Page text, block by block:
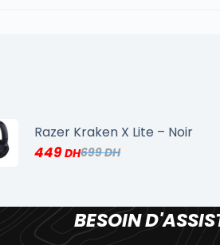
Razer Kraken X Lite – Noir
699
449
BESOIN